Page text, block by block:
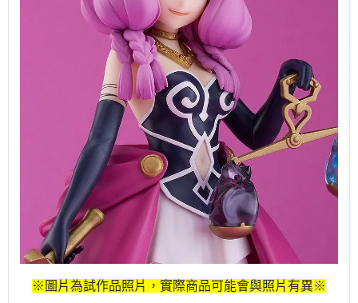
※圖片為試作品照片，實際商品可能會與照片有異※